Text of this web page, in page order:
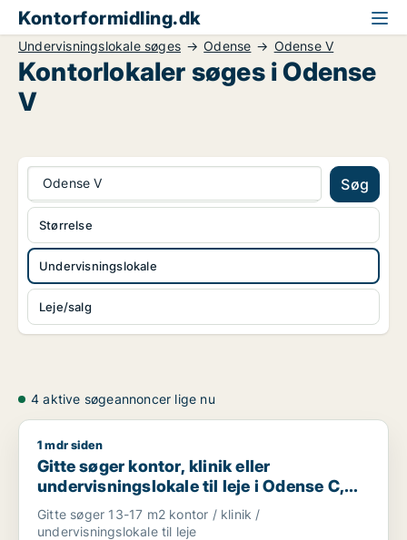
Kontorformidling.dk
Undervisningslokale søges Odense Odense V
Kontorlokaler søges i Odense
V
Odense V Søg
Undervisningslokale
Leje/salg
Størrelse
4 aktive søgeannoncer lige nu
Gitte søger kontor, klinik eller undervisningslokale til leje i
1 mdr siden
Gitte søger kontor, klinik eller
undervisningslokale til leje i Odense C,
Odense V eller Odense NV m.fl.
Gitte søger 13-17 m2 kontor / klinik /
undervisningslokale til leje